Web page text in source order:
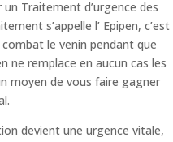
Traitement d’urgence des
s’appelle l’ Epipen, c’est
le venin pendant que
ne remplace en aucun cas les
moyen de vous faire gagner
devient une urgence vitale,